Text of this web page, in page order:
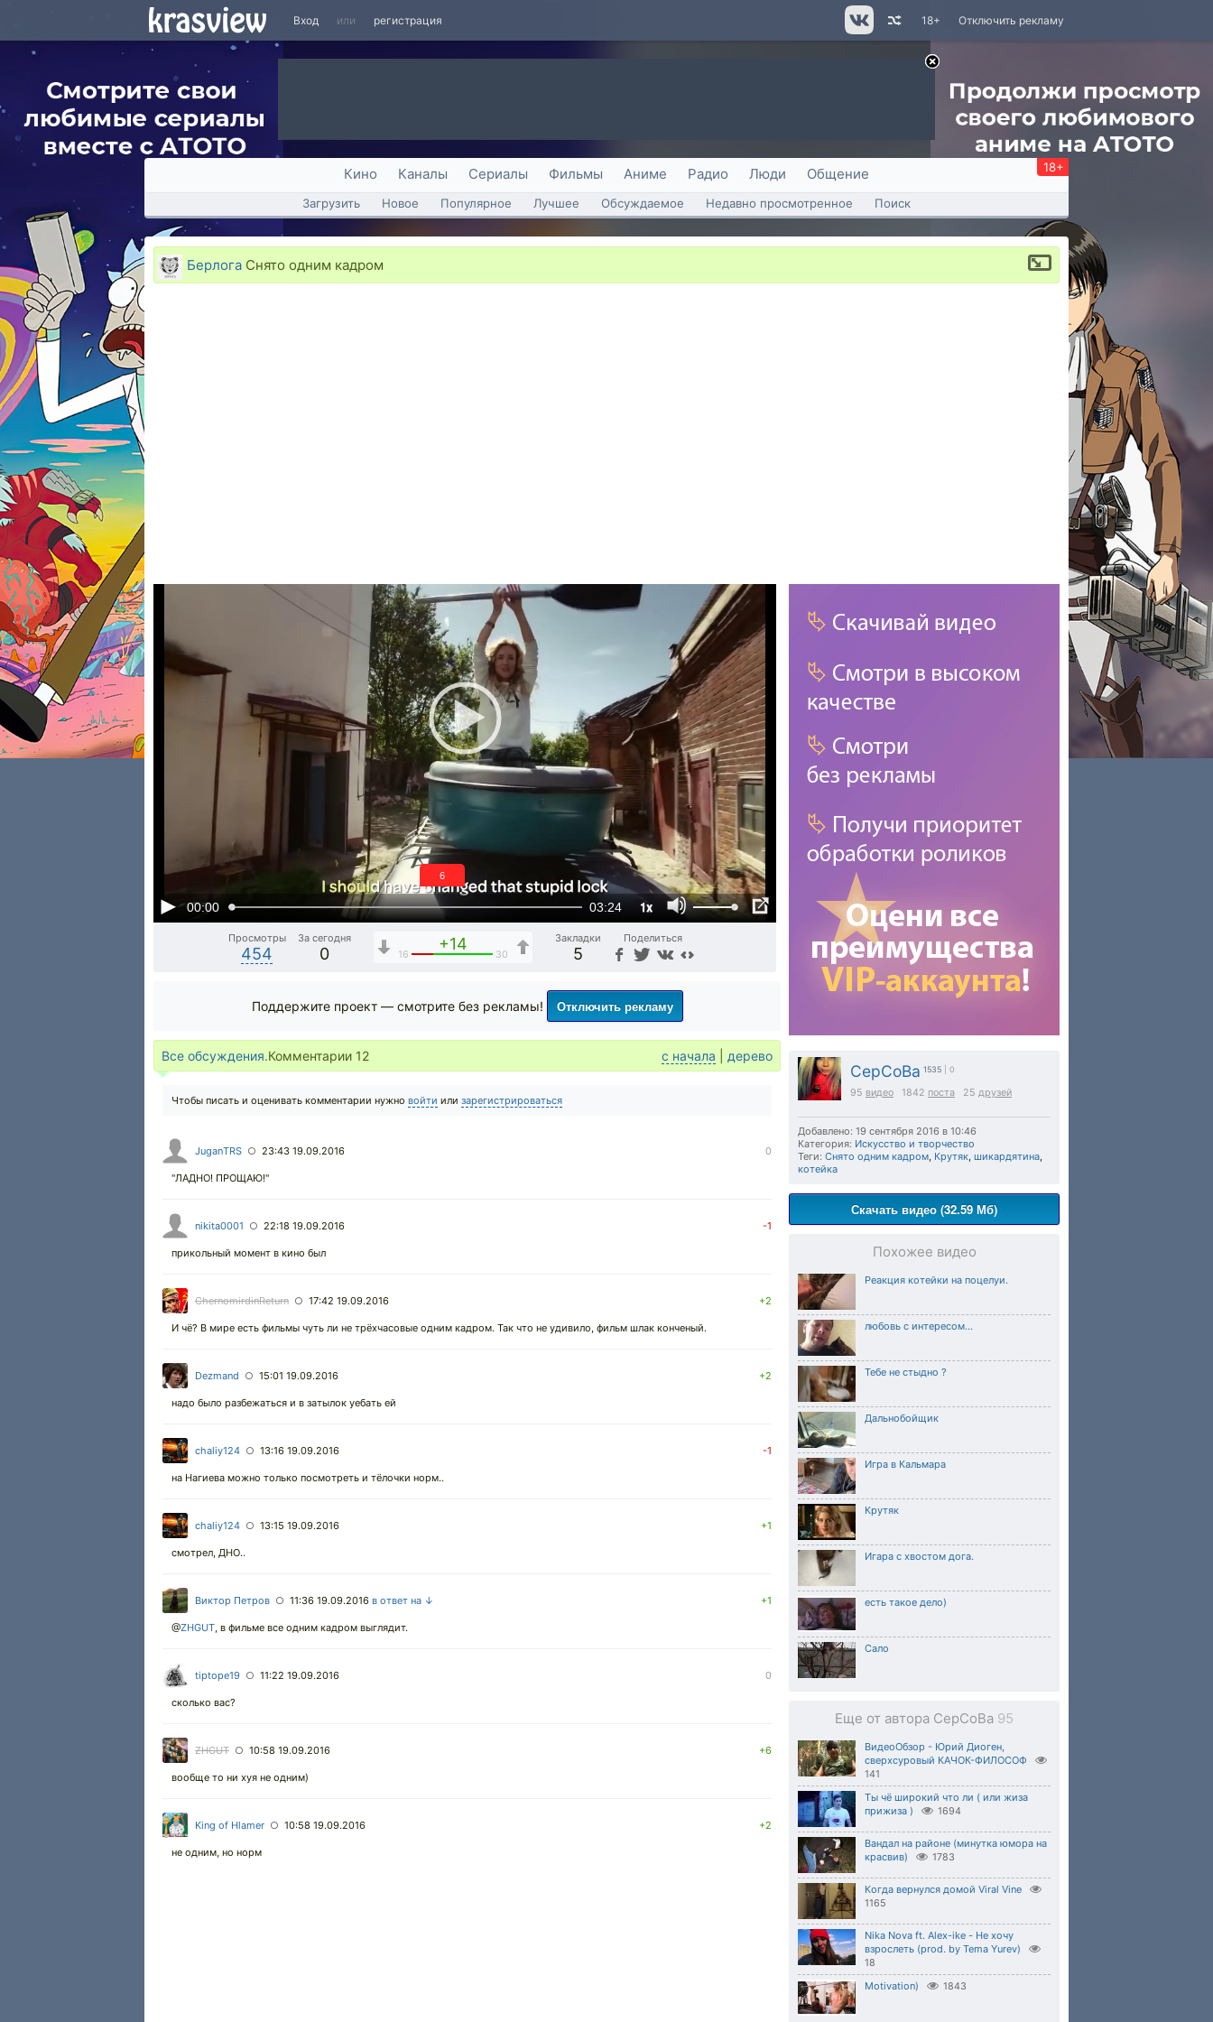
Вход или регистрация Отключить рекламу
18+
Кино Каналы Сериалы Фильмы Аниме Радио Люди Общение 18+
Загрузить Новое Популярное Лучшее Обсуждаемое Недавно просмотренное Поиск
Берлога Снято одним кадром
00:00 03:24 1x
6
Просмотры
454
За сегодня
0
+14
16 30
Закладки
5
Поделиться
CepCoBa 1535 | 0
95 видео 1842 поста 25 друзей
Добавлено: 19 сентября 2016 в 10:46
Категория: Искусство и творчество
Теги: Снято одним кадром, Крутяк, шикардятина,
котейка
Скачать видео (32.59 Мб)
Похожее видео
Реакция котейки на поцелуи.
любовь с интересом...
Тебе не стыдно ?
Дальнобойщик
Игра в Кальмара
Крутяк
Игара с хвостом дога.
есть такое дело)
Сало
Еще от автора CepCoBa 95
ВидеоОбзор - Юрий Диоген,
сверхсуровый КАЧОК-ФИЛОСОФ
141
Ты чё широкий что ли ( или жиза
прижиза )
1694
Вандал на районе (минутка юмора на
красвив)
1783
Когда вернулся домой Viral Vine
1165
Nika Nova ft. Alex-ike - Не хочу
взрослеть (prod. by Tema Yurev)
18
Motivation) 1843
Поддержите проект — смотрите без рекламы! Отключить рекламу
Все обсуждения.Комментарии 12 с начала дерево
Чтобы писать и оценивать комментарии нужно войти или зарегистрироваться
JuganTRS ○ 23:43 19.09.2016 0
"ЛАДНО! ПРОЩАЮ!"
nikita0001 ○ 22:18 19.09.2016 -1
прикольный момент в кино был
ChernomirdinReturn ○ 17:42 19.09.2016 +2
И чё? В мире есть фильмы чуть ли не трёхчасовые одним кадром. Так что не удивило, фильм шлак конченый.
Dezmand ○ 15:01 19.09.2016 +2
надо было разбежаться и в затылок уебать ей
chaliy124 ○ 13:16 19.09.2016 -1
на Нагиева можно только посмотреть и тёлочки норм..
chaliy124 ○ 13:15 19.09.2016 +1
смотрел, ДНО..
Виктор Петров ○ 11:36 19.09.2016 в ответ на ↓ +1
@ZHGUT, в фильме все одним кадром выглядит.
tiptope19 ○ 11:22 19.09.2016 0
сколько вас?
ZHGUT ○ 10:58 19.09.2016 +6
вообще то ни хуя не одним)
King of Hlamer ○ 10:58 19.09.2016 +2
не одним, но норм